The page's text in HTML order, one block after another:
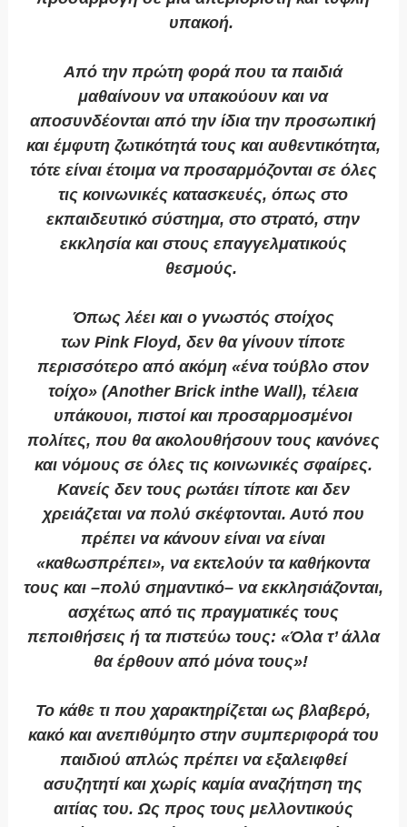
υπακοή.
Από την πρώτη φορά που τα παιδιά
μαθαίνουν να υπακούουν και να
αποσυνδέονται από την ίδια την προσωπική
και έμφυτη ζωτικότητά τους και αυθεντικότητα,
τότε είναι έτοιμα να προσαρμόζονται σε όλες
τις κοινωνικές κατασκευές, όπως στο
εκπαιδευτικό σύστημα, στο στρατό, στην
εκκλησία και στους επαγγελματικούς
θεσμούς.
Όπως λέει και ο γνωστός στοίχος
τωνPink Floyd, δεν θα γίνουν τίποτε
περισσότερο από ακόμη «ένα τούβλο στον
τοίχο» (Another Brick inthe Wall), τέλεια
υπάκουοι, πιστοί και προσαρμοσμένοι
πολίτες, που θα ακολουθήσουν τους κανόνες
και νόμους σε όλες τις κοινωνικές σφαίρες.
Κανείς δεν τους ρωτάει τίποτε και δεν
χρειάζεται να πολύ σκέφτονται. Αυτό που
πρέπει να κάνουν είναι να είναι
«καθωσπρέπει», να εκτελούν τα καθήκοντα
τους και –πολύ σημαντικό– να εκκλησιάζονται,
ασχέτως από τις πραγματικές τους
πεποιθήσεις ή τα πιστεύω τους: «Όλα τ’ άλλα
θα έρθουν από μόνα τους»!
Το κάθε τι που χαρακτηρίζεται ως βλαβερό,
κακό και ανεπιθύμητο στην συμπεριφορά του
παιδιού απλώς πρέπει να εξαλειφθεί
ασυζητητί και χωρίς καμία αναζήτηση της
αιτίας του. Ως προς τους μελλοντικούς